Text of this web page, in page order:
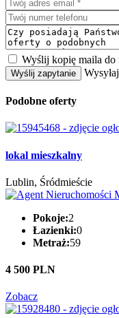
Wyślij kopię maila do
Wyślij zapytanie
Podobne oferty
lokal mieszkalny
Lublin, Śródmieście
Pokoje:2
Łazienki:0
Metraż:59
4 500 PLN
Zobacz